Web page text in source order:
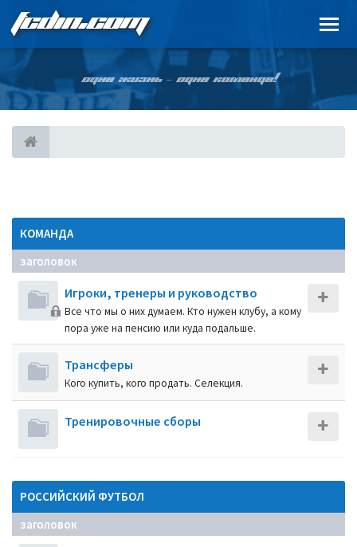
FCDIN.COM
ОДНА ЖИЗНЬ – ОДНА КОМАНДА!
КОМАНДА
заголовок
Игроки, тренеры и руководство
Все что мы о них думаем. Кто нужен клубу, а кому
пора уже на пенсию или куда подальше.
Трансферы
Кого купить, кого продать. Селекция.
Тренировочные сборы
РОССИЙСКИЙ ФУТБОЛ
заголовок